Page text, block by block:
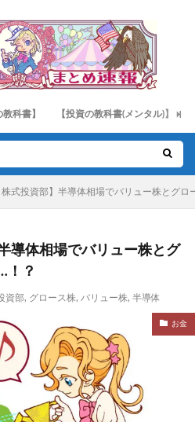
教科書】 【投資の教科書(メンタル)】
株式投資部】半導体相場でバリュー株とグ
導体相場でバリュー株とグ
！？
資部, グロース株, バリュー株, 半導体
お金